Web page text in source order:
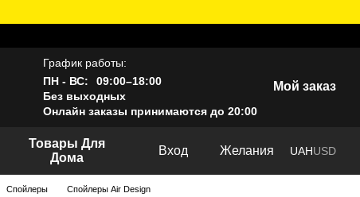
График работы:
ПН - ВС:
09:00–18:00
Без выходных
Онлайн заказы принимаются до 20:00
Мой заказ
Товары Для
Дома
Вход Желания UAHUSD
Спойлеры
Спойлеры Air Design